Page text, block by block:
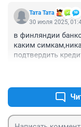
Тата Тата
30 июля 2025,
в финляндии
каким
подтвердить